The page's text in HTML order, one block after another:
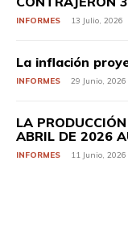
INFORMES 13 Julio, 2026
La inflación
INFORMES 29 Junio, 2026
LA
ABRIL DE 2026
INFORMES 11 Junio, 2026